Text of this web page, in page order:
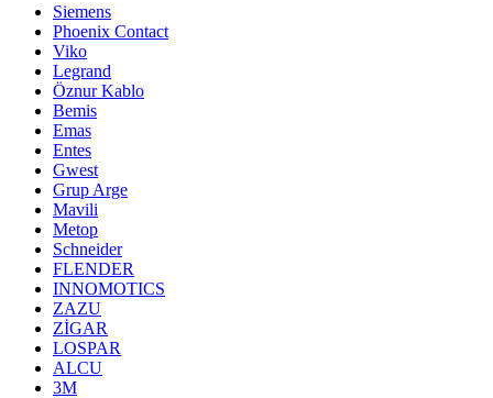
Siemens
Phoenix Contact
Viko
Legrand
Öznur Kablo
Bemis
Emas
Entes
Gwest
Grup Arge
Mavili
Metop
Schneider
FLENDER
INNOMOTICS
ZAZU
ZİGAR
LOSPAR
ALCU
3M